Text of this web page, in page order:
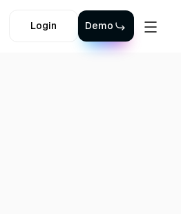
Login Demo